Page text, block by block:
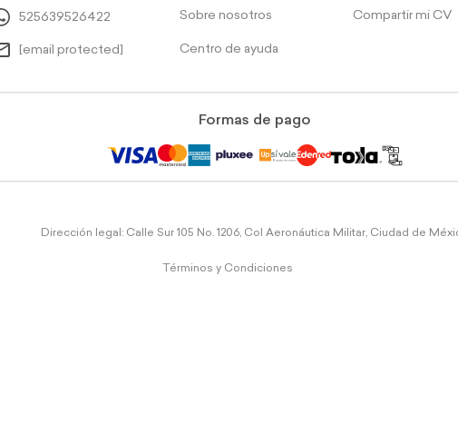
525639526422
[email protected]
Sobre nosotros
Centro de ayuda
Compartir mi CV
Formas de pago
Dirección legal: Calle Sur 105 No. 1206, Col Aeronáutica Militar, Ciudad de
Términos y Condiciones